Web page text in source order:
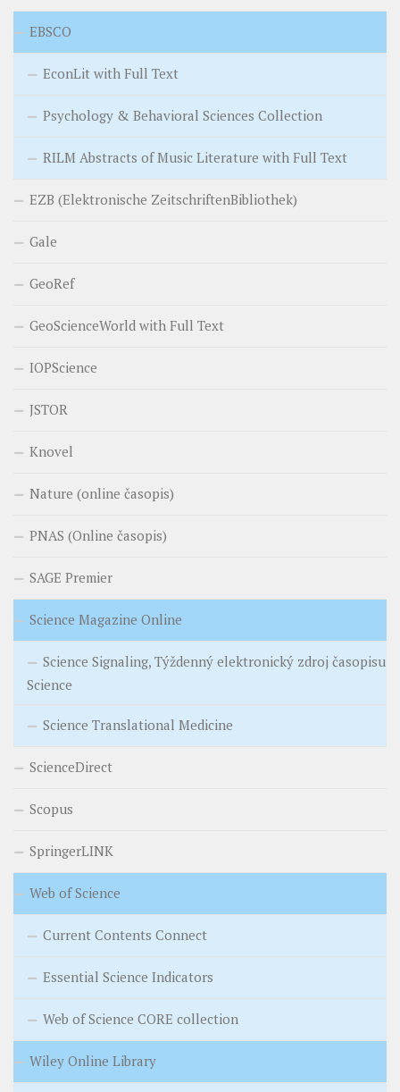
EBSCO
EconLit with Full Text
Psychology & Behavioral Sciences Collection
RILM Abstracts of Music Literature with Full Text
EZB (Elektronische ZeitschriftenBibliothek)
Gale
GeoRef
GeoScienceWorld with Full Text
IOPScience
JSTOR
Knovel
Nature (online časopis)
PNAS (Online časopis)
SAGE Premier
Science Magazine Online
Science Signaling, Týždenný elektronický zdroj časopisu
Science
Science Translational Medicine
ScienceDirect
Scopus
SpringerLINK
Web of Science
Current Contents Connect
Essential Science Indicators
Web of Science CORE collection
Wiley Online Library